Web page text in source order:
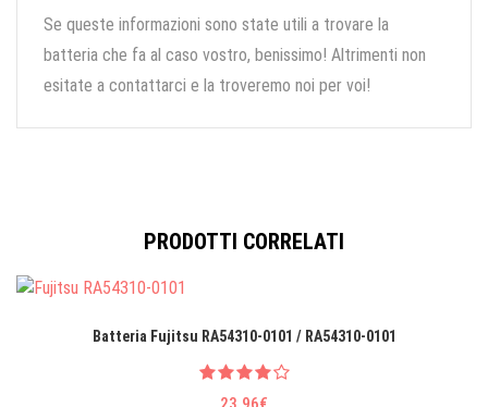
Se queste informazioni sono state utili a trovare la
batteria che fa al caso vostro, benissimo! Altrimenti non
esitate a contattarci e la troveremo noi per voi!
PRODOTTI CORRELATI
Batteria Fujitsu RA54310-0101 / RA54310-0101